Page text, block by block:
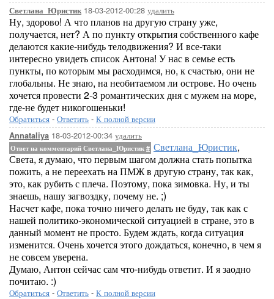
Светлана_Юристик18-03-2012-00:28 удалить
Ну, здорово! А что планов на другую страну уже,
получается, нет? А по пункту открытия собственного кафе
делаются какие-нибудь телодвижения? И все-таки
интересно увидеть список Антона! У нас в семье есть
пункты, по которым мы расходимся, но, к счастью, они не
глобальны. Не знаю, на необитаемом ли острове. Но очень
хочется провести 2-3 романтических дня с мужем на море,
где-не будет никогошеньки!
Обратиться - Ответить - К полной версии
Annataliya 18-03-2012-00:34 удалить
Ответ на комментарий Светлана_Юристик # Светлана_Юристик,
Света, я думаю, что первым шагом должна стать попытка
пожить, а не переехать на ПМЖ в другую страну, так как,
это, как рубить с плеча. Поэтому, пока зимовка. Ну, и ты
знаешь, нашу загвоздку, почему не. ;)
Насчет кафе, пока точно ничего делать не буду, так как с
нашей политико-экономической ситуацией в стране, это в
данный момент не просто. Будем ждать, когда ситуация
изменится. Очень хочется этого дождаться, конечно, в чем я
не совсем уверена.
Думаю, Антон сейчас сам что-нибудь ответит. И я заодно
почитаю. :)
Обратиться - Ответить - К полной версии